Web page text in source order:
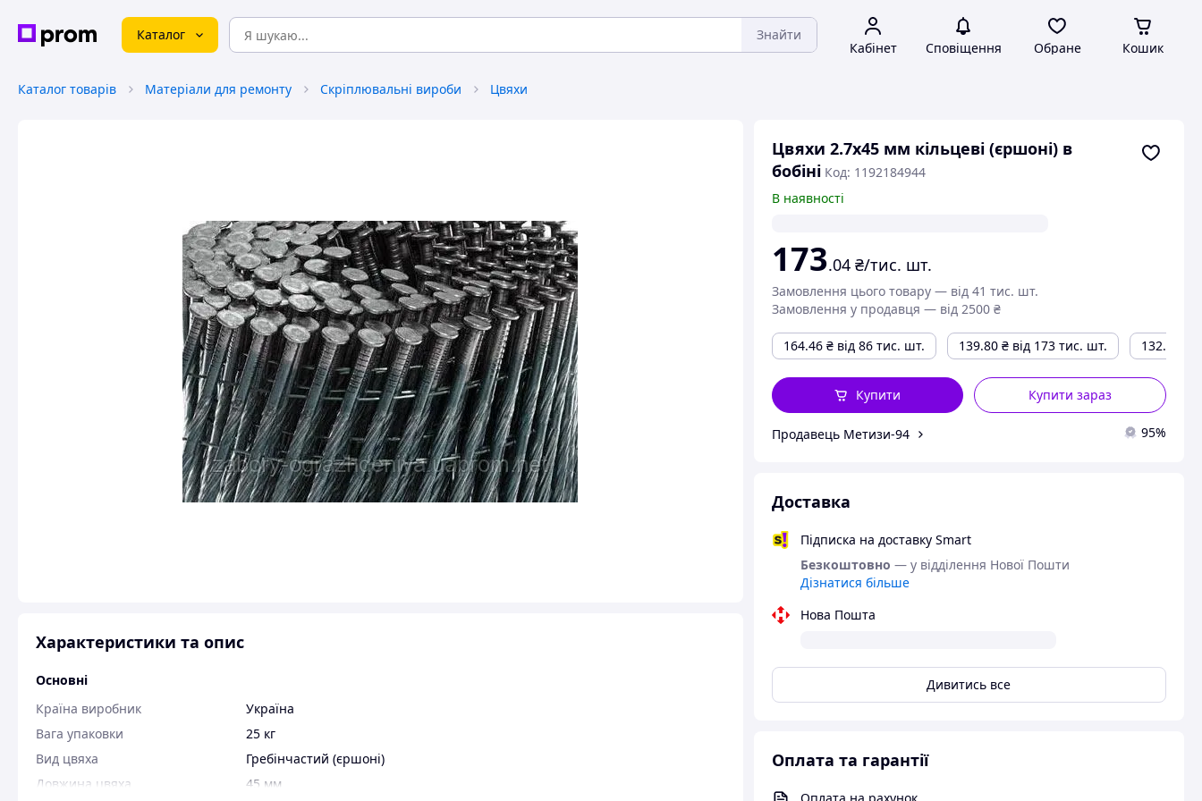
Каталог Знайти
Кабінет Сповіщення Обране Кошик
Каталог товарів Матеріали для ремонту Скріплювальні вироби Цвяхи
Цвяхи 2.7х45 мм кільцеві (єршоні) в
бобіні Код: 1192184944
В наявності
173.04 ₴/тис. шт.
Замовлення цього товару — від 41 тис. шт.
Замовлення у продавця — від 2500 ₴
164.46 ₴ від 86 тис. шт. 139.80 ₴ від 173 тис. шт. 132.06
Купити зараз
Купити
Продавець Метизи-94 95%
Доставка
Підписка на доставку Smart
Безкоштовно — у відділення Нової Пошти
Дізнатися більше
Нова Пошта
Дивитись все
Оплата та гарантії
Характеристики та опис
Основні
Країна виробник
Україна
Вага упаковки
25 кг
Вид цвяха
Гребінчастий (єршоні)
Довжина цвяха
45 мм